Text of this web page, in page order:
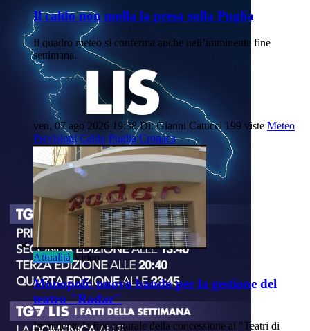
Il caldo non molla la presa sulla Puglia
Il quadro meteo si conferma anche nell’imminente fine
settimana.
ven, 07 ago 2026 19:38 Di: Gianni Catucci 199 viste Meteo
Previsioni Caldo Puglia Cronaca
Attualità Video
Monopoli: nuovo bando per la gestione del
teatro "Radar"
Imminente la fine naturale della concessione ai "Teatri di